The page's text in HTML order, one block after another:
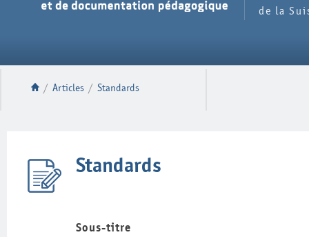
de la
/ Articles / Standards
Standards
Sous-titre